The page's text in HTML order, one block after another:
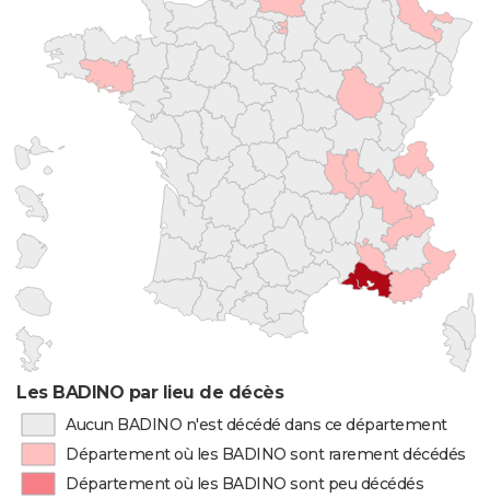
Les BADINO par lieu de décès
Aucun BADINO n'est décédé dans ce département
Département où les BADINO sont rarement décédés
Département où les BADINO sont peu décédés